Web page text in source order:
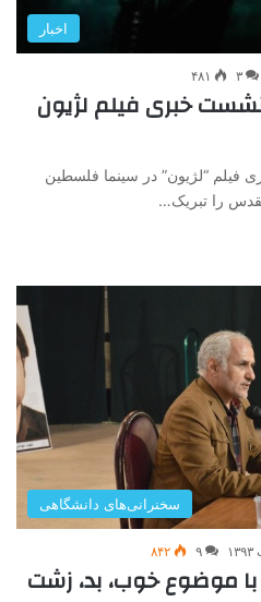
اخبار
۳ ۴۸۱
خبری فیلم لژیون
“لژیون” در سینما فلسطین
را تبریک…
سخنرانی‌های دانشگاهی
۹ ۸۴۲
موضوع خوب، بد، زشت